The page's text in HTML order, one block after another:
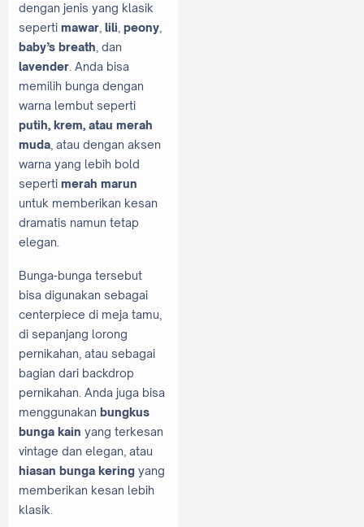
dengan jenis yang klasik
seperti mawar lili peony
baby’s breath , dan
lavender . Anda bisa
memilih bunga dengan
warna lembut seperti
putih, krem, atau merah
muda , atau dengan aksen
warna yang lebih bold
seperti merah marun
untuk memberikan kesan
dramatis namun tetap
elegan.
Bunga-bunga tersebut
bisa digunakan sebagai
centerpiece di meja tamu,
di sepanjang lorong
pernikahan, atau sebagai
bagian dari backdrop
pernikahan. Anda juga bisa
menggunakan bungkus
bunga kain yang terkesan
vintage dan elegan, atau
hiasan bunga kering yang
memberikan kesan lebih
klasik.